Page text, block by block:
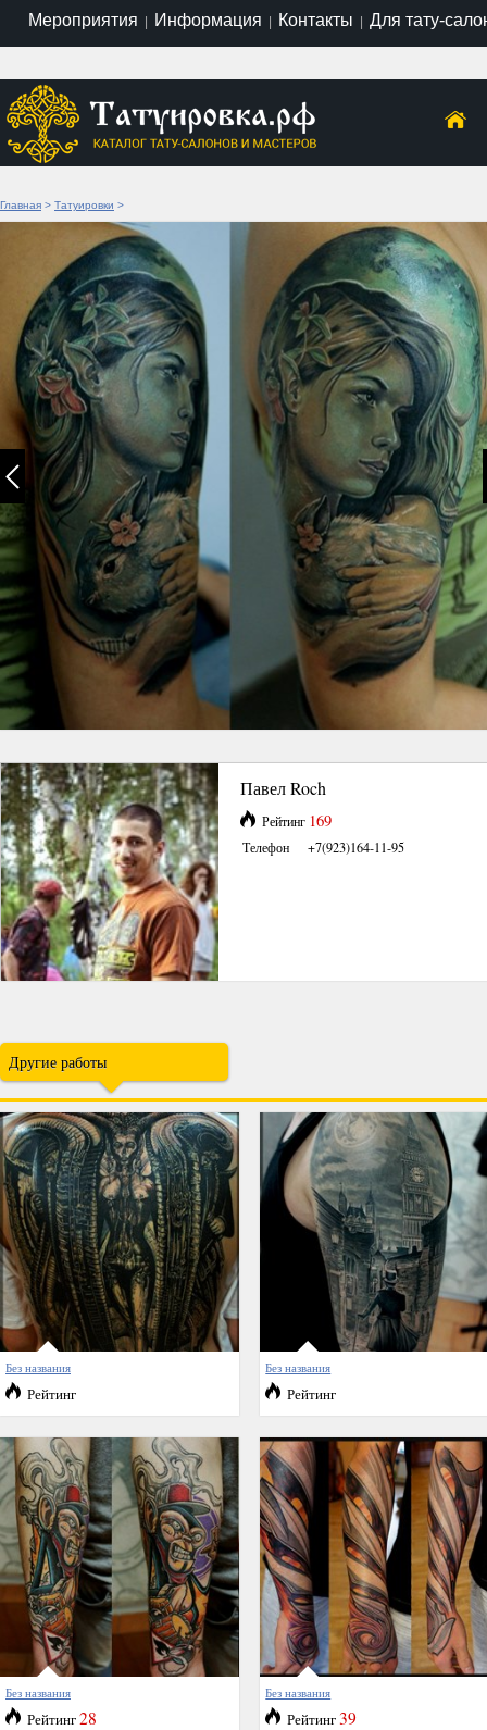
Мероприятия | Информация | Контакты | Для тату-
Главная > Татуировки >
Павел Roch
Рейтинг 169
Телефон +7(923)164-11-95
Другие работы
Без названия
Рейтинг
Без названия
Рейтинг
Без названия
Рейтинг28
Без названия
Рейтинг39